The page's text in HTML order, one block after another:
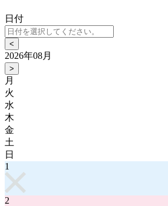
日付
<
2026年08月
>
月
火
水
木
金
土
日
1
2